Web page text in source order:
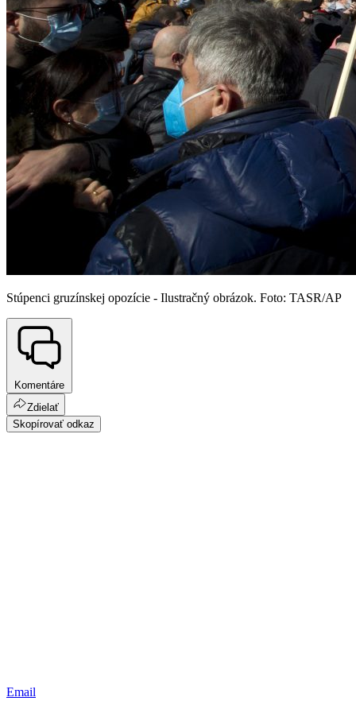
Stúpenci gruzínskej opozície - Ilustračný obrázok. Foto: TASR/AP
Komentáre
Zdielať
Skopírovať odkaz
Email